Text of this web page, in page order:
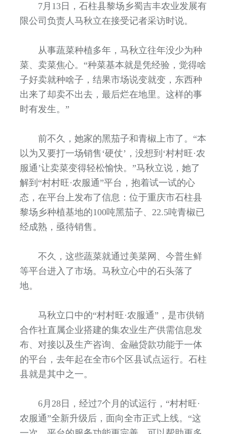
7月13日，石柱县黎场乡蜀吉丰农业发展有
限公司负责人马秋立在接受记者采访时说。
从事蔬菜种植多年，马秋立往年没少为种
菜、卖菜焦心。“种菜基本就是凭经验，觉得啥
子好卖就种啥子，结果市场说变就变，东西种
出来了却卖不出去，最后烂在地里。这样的事
时有发生。”
前不久，她家的黑茄子和青椒上市了。“本
以为又要打一场销售‘硬仗’，没想到‘村村旺·农
服通’让卖菜变得轻松愉快。”马秋立说，她了
解到“村村旺·农服通”平台，抱着试一试的心
态，在平台上发布了信息：位于重庆市石柱县
黎场乡种植基地的100吨黑茄子、22.5吨青椒已
经成熟，亟待销售。
不久，这些蔬菜就通过美菜网、今普生鲜
等平台进入了市场。马秋立心中的石头落了
地。
马秋立口中的“村村旺·农服通”，是市供销
合作社直属企业搭建的集农业生产供需信息发
布、对接以及生产咨询、金融贷款功能于一体
的平台，去年起在全市6个区县试点运行。石柱
县就是其中之一。
6月28日，经过7个月的试运行，“村村旺·
农服通”全新升级后，面向全市正式上线。“这